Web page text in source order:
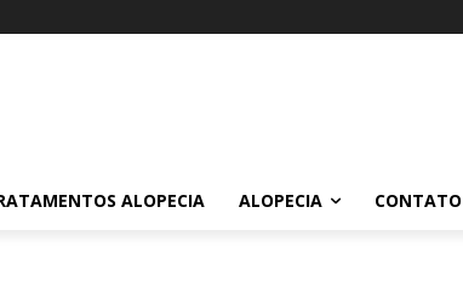
ALOPECIA ALOPECIA CONTATO